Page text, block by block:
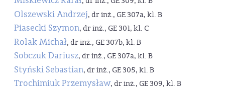
Olszewski Andrzej, dr inż., GE 307a, kl. B
Piasecki Szymon, dr inż., GE 301, kl. C
Rolak Michał, dr inż., GE 307b, kl. B
Sobczuk Dariusz, dr inż., GE 307a, kl. B
Styński Sebastian, dr inż., GE 305, kl. B
Trochimiuk Przemysław, dr inż., GE 309, kl. B